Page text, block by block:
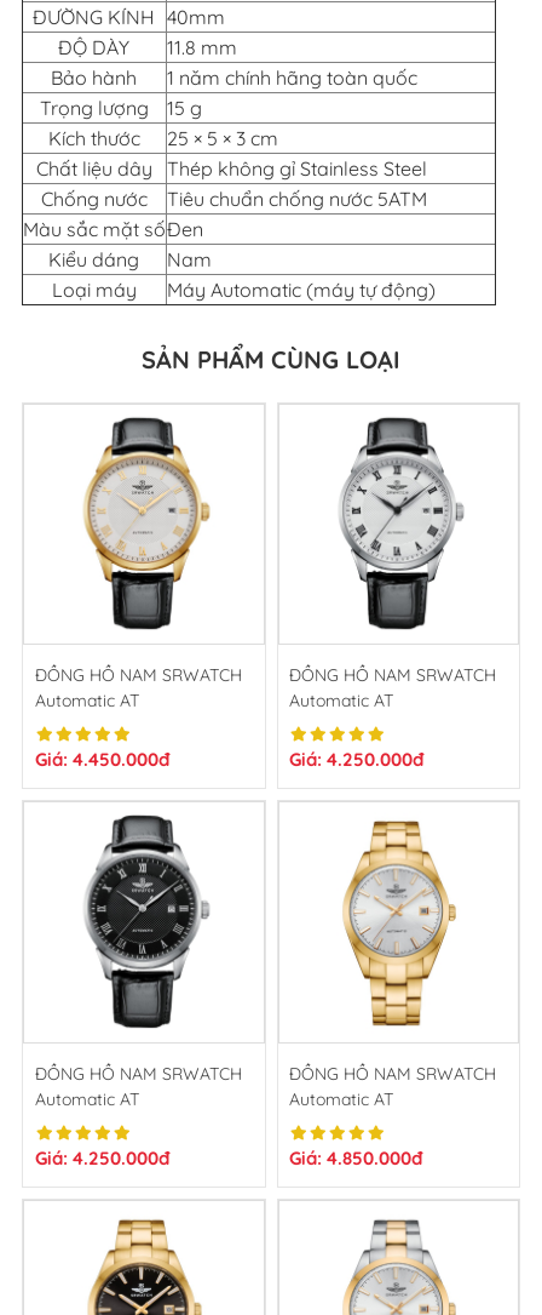
ĐƯỜNG KÍNH 40mm
ĐỘ DÀY
11.8 mm
Bảo hành
1 năm chính hãng toàn quốc
Trọng lượng
15 g
Kích thước
25 × 5 × 3 cm
Chất liệu dây
Thép không gỉ Stainless Steel
Chống nước
Tiêu chuẩn chống nước 5ATM
Màu sắc mặt sốĐen
Kiểu dáng
Nam
Loại máy
Máy Automatic (máy tự động)
SẢN PHẨM CÙNG LOẠI
ĐỒNG HỒ NAM SRWATCH
Automatic AT
SG8889.4602AT
Giá: 4.450.000đ
ĐỒNG HỒ NAM SRWATCH
Automatic AT
SG8889.4102AT
Giá: 4.250.000đ
ĐỒNG HỒ NAM SRWATCH
Automatic AT
SG8889.4101AT
Giá: 4.250.000đ
ĐỒNG HỒ NAM SRWATCH
Automatic AT
SG8888.1402AT
Giá: 4.850.000đ